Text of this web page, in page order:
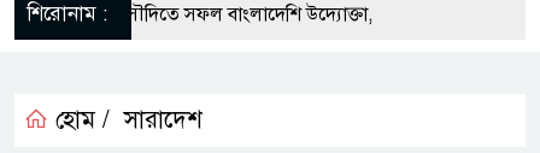
শিরোনাম :
সুযোগে সৌদিতে সফল বাংলাদেশি উদ্যোক্তা,
মিলল মাইক্রোপ্লাস্টিক, বেশি কই মাছে
হোম / সারাদেশ